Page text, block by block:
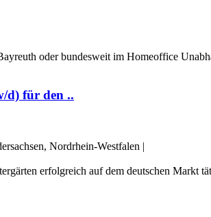
oder bundesweit im Homeoffice
d) für den ..
Nordrhein-Westfalen |
erfolgreich auf dem deutschen